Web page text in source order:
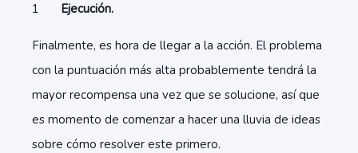
Ejecución.
Finalmente, es hora de llegar a la acción. El problema
con la puntuación más alta probablemente tendrá la
mayor recompensa una vez que se solucione, así que
es momento de comenzar a hacer una lluvia de ideas
sobre cómo resolver este primero.